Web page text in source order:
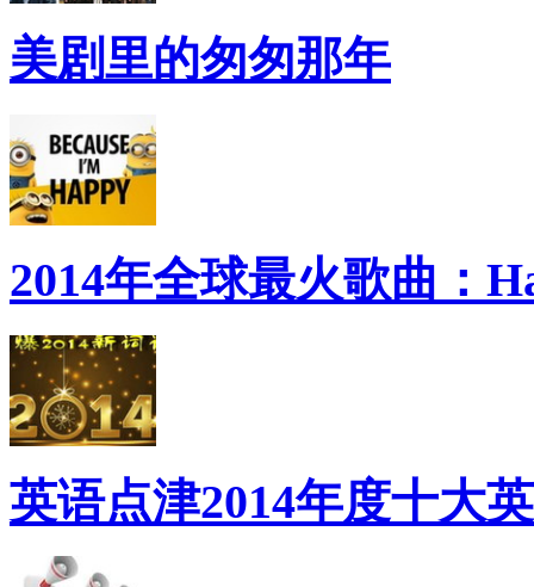
美剧里的匆匆那年
2014年全球最火歌曲：
英语点津2014年度十大